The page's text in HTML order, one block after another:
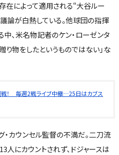
在によって適用される“大谷ルー
論が白熱している。他球団の指揮
、米名物記者のケン・ローゼンタ
り物をしたというものではない」な
！ 毎週2戦ライブ中継…25日はカブス
・カウンセル監督の不満だ。二刀流
にカウントされず、ドジャースは